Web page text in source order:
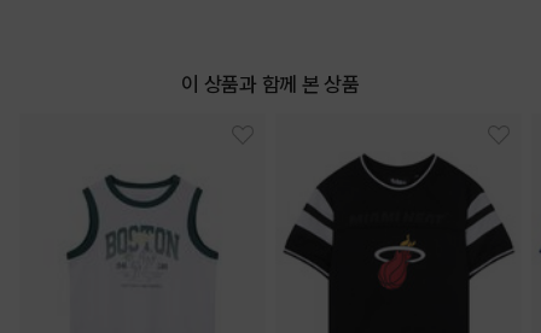
이 상품과 함께 본 상품